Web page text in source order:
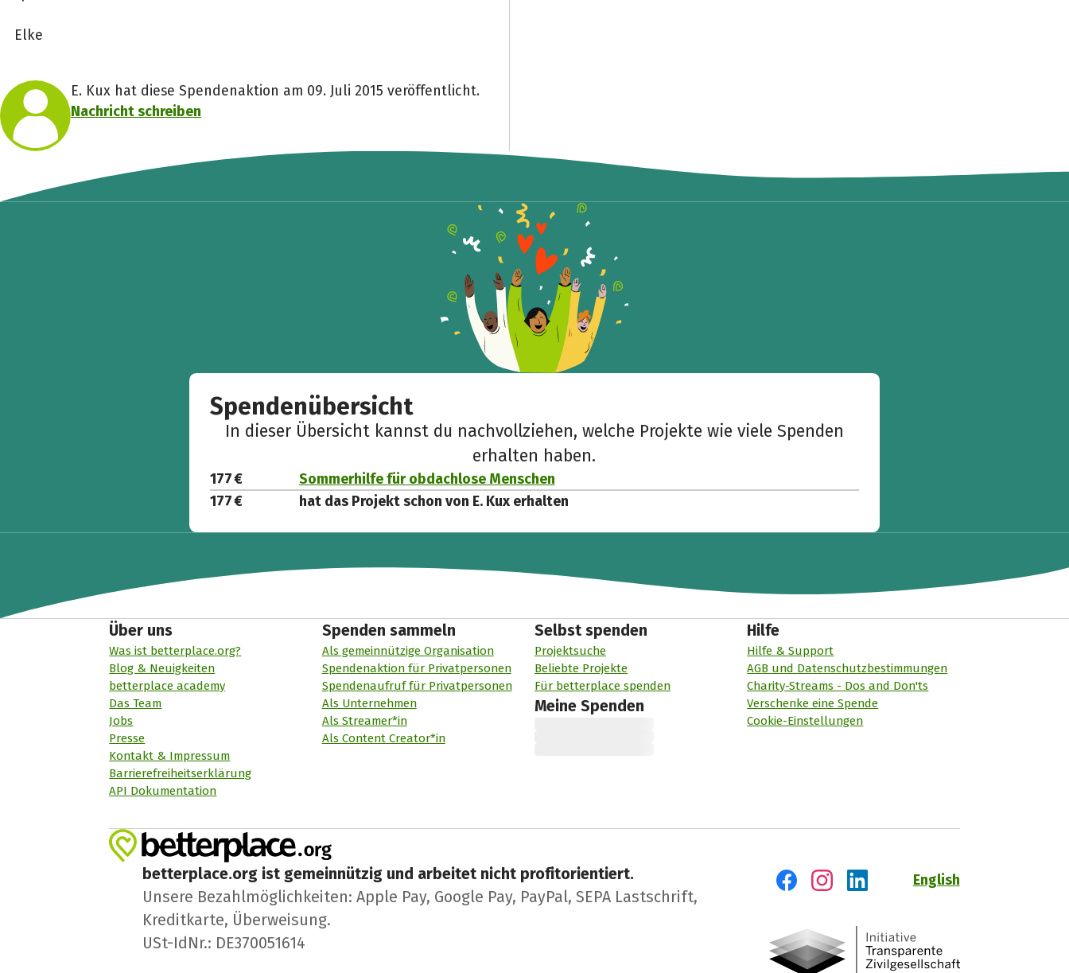
Elke
E. Kux hat diese Spendenaktion am 09. Juli 2015 veröffentlicht.
Nachricht schreiben
Spendenübersicht
In dieser Übersicht kannst du nachvollziehen, welche Projekte wie viele Spenden
erhalten haben.
177 €
Sommerhilfe für obdachlose Menschen
177 €
hat das Projekt schon von E. Kux erhalten
Über uns
Was ist betterplace.org?
Blog & Neuigkeiten
betterplace academy
Das Team
Jobs
Presse
Kontakt & Impressum
Barrierefreiheitserklärung
API Dokumentation
Spenden sammeln
Als gemeinnützige Organisation
Spendenaktion für Privatpersonen
Spendenaufruf für Privatpersonen
Als Unternehmen
Als Streamer*in
Als Content Creator*in
Selbst spenden
Projektsuche
Beliebte Projekte
Für betterplace spenden
Meine Spenden
Hilfe
Hilfe & Support
AGB und Datenschutzbestimmungen
Charity-Streams - Dos and Don'ts
Verschenke eine Spende
Cookie-Einstellungen
betterplace.org ist gemeinnützig und arbeitet nicht profitorientiert.
Unsere Bezahlmöglichkeiten: Apple Pay, Google Pay, PayPal, SEPA Lastschrift,
Kreditkarte, Überweisung.
USt-IdNr.: DE370051614
English